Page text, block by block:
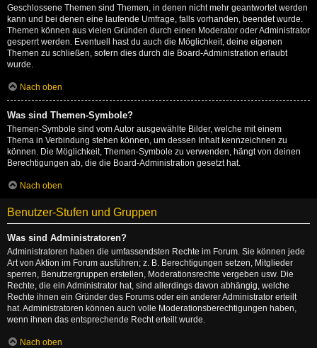
Geschlossene Themen sind Themen, in denen nicht mehr geantwortet werden
kann und bei denen eine laufende Umfrage, falls vorhanden, beendet wurde.
Themen können aus vielen Gründen durch einen Moderator oder Administrator
gesperrt werden. Eventuell hast du auch die Möglichkeit, deine eigenen
Themen zu schließen, sofern dies durch die Board-Administration erlaubt
wurde.
Nach oben
Was sind Themen-Symbole?
Themen-Symbole sind vom Autor ausgewählte Bilder, welche mit einem
Thema in Verbindung stehen können, um dessen Inhalt kennzeichnen zu
können. Die Möglichkeit, Themen-Symbole zu verwenden, hängt von deinen
Berechtigungen ab, die die Board-Administration gesetzt hat.
Nach oben
Benutzer-Stufen und Gruppen
Was sind Administratoren?
Administratoren haben die umfassendsten Rechte im Forum. Sie können jede
Art von Aktion im Forum ausführen; z. B. Berechtigungen setzen, Mitglieder
sperren, Benutzergruppen erstellen, Moderationsrechte vergeben usw. Die
Rechte, die ein Administrator hat, sind allerdings davon abhängig, welche
Rechte ihnen ein Gründer des Forums oder ein anderer Administrator erteilt
hat. Administratoren können auch volle Moderationsberechtigungen haben,
wenn ihnen das entsprechende Recht erteilt wurde.
Nach oben